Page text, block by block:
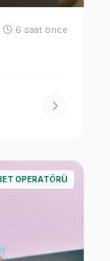
6 saat önce
OPERATÖRÜ